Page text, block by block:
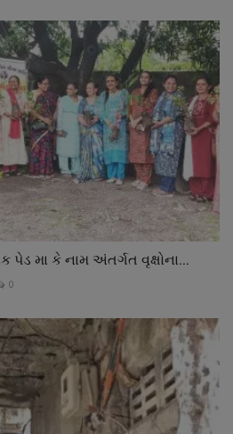
પેડ મા કે નામ અંતર્ગત વૃક્ષોના...
0